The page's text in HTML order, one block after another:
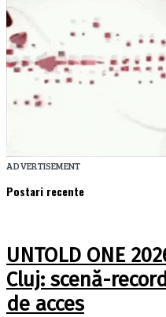
ADVERTISEMENT
Postari recente
UNTOLD ONE
Cluj: scenă-
de acces